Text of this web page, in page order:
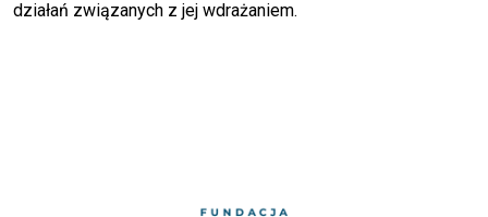
działań związanych z jej wdrażaniem.